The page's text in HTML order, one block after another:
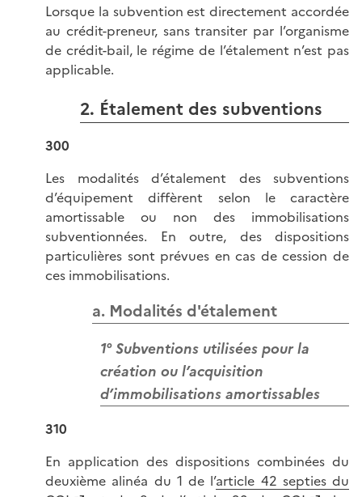
Lorsque la subvention est directement accordée
au crédit-preneur, sans transiter par l’organisme
de crédit-bail, le régime de l’étalement n’est pas
applicable.
2. Étalement des subventions
300
Les modalités d’étalement des subventions
d’équipement diffèrent selon le caractère
amortissable ou non des immobilisations
subventionnées. En outre, des dispositions
particulières sont prévues en cas de cession de
ces immobilisations.
a. Modalités d'étalement
1° Subventions utilisées pour la
création ou l’acquisition
d’immobilisations amortissables
310
En application des dispositions combinées du
deuxième alinéa du 1 de l’article 42 septies du